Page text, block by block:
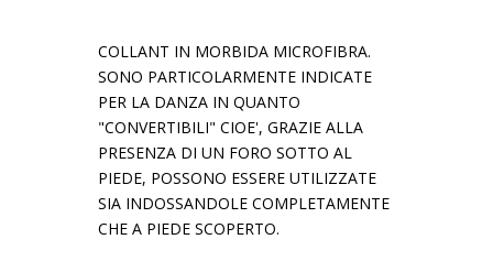
COLLANT IN MORBIDA MICROFIBRA.
SONO PARTICOLARMENTE INDICATE
PER LA DANZA IN QUANTO
"CONVERTIBILI" CIOE', GRAZIE ALLA
PRESENZA DI UN FORO SOTTO AL
PIEDE, POSSONO ESSERE UTILIZZATE
SIA INDOSSANDOLE COMPLETAMENTE
CHE A PIEDE SCOPERTO.